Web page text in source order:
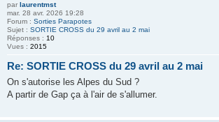
par laurentmst
mar. 28 avr. 2026 19:28
Forum : Sorties Parapotes
Sujet : SORTIE CROSS du 29 avril au 2 mai
Réponses : 10
Vues : 2015
Re: SORTIE CROSS du 29 avril au 2 mai
On s'autorise les Alpes du Sud ?
A partir de Gap ça à l'air de s'allumer.